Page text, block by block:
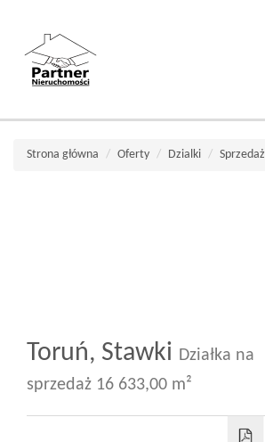
Strona główna Oferty Dzialki Sprzedaż
Toruń, Stawki Działka na
sprzedaż 16 633,00 m²